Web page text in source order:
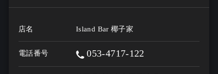
店名 Island Bar 椰子家
電話番号 053-4717-122